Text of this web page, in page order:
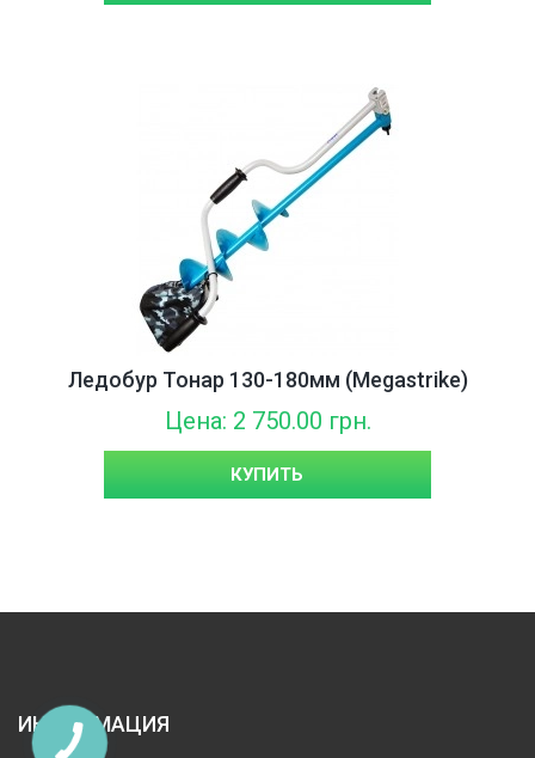
Ледобур Тонар 130-180мм (Megastrike)
Цена: 2 750.00 грн.
КУПИТЬ
ИНФОРМАЦИЯ